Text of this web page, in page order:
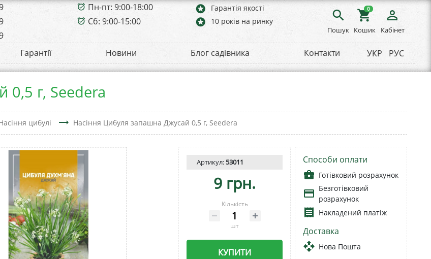
alarm_on Пн-пт: 9:00-18:00
alarm_on Сб: 9:00-15:00
stars Гарантія якості
stars 10 років на ринку search
Пошук
shopping_cart
0
Кошик
person_outline
Кабінет
Гарантії Новини Блог садівника Контакти УКР РУС
0,5 г, Seedera
цибулі trending_flat Насіння Цибуля запашна Джусай 0,5 г, Seedera
Артикул:53011
9 грн.
Кількість
шт
КУПИТИ
Способи оплати
business_center Готівковий розрахунок
payment Безготівковий
розрахунок
receipt Накладений платіж
Доставка
open_with Нова Пошта